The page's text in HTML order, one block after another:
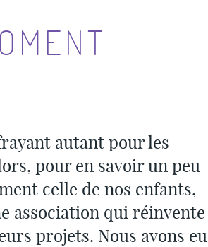
autant pour les
pour en savoir un peu
celle de nos enfants,
association qui réinvente
projets. Nous avons eu